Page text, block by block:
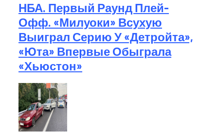
НБА. Первый Раунд Плей-
Офф. «Милуоки» Всухую
Выиграл Серию У «Детройта»,
«Юта» Впервые Обыграла
«Хьюстон»